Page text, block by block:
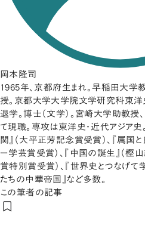
岡本隆司
1965年、京都府生まれ。早稲田大学
授。京都大学大学院文学研究科東
退学。博士（文学）。宮崎大学助教
て現職。専攻は東洋史・近代アジア史
関』（大平正芳記念賞受賞）、『属国と
ー学芸賞受賞）、『中国の誕生』（樫
賞特別賞受賞）、『世界史とつなげ
たちの中華帝国』など多数。
この筆者の記事